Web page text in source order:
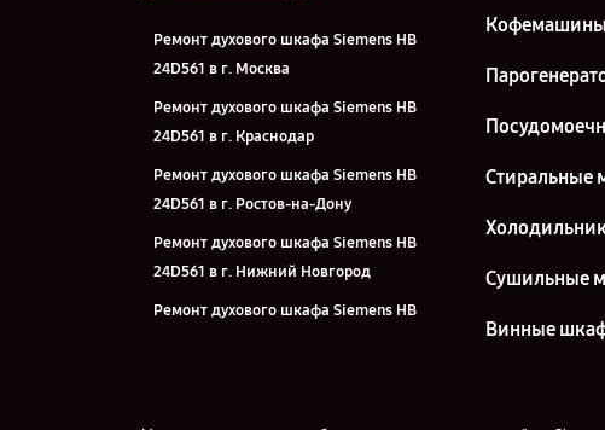
Ремонт духового шкафа Siemens HB
24D561 в г. Москва
Ремонт духового шкафа Siemens HB
24D561 в г. Краснодар
Ремонт духового шкафа Siemens HB
24D561 в г. Ростов-на-Дону
Ремонт духового шкафа Siemens HB
24D561 в г. Нижний Новгород
Ремонт духового шкафа Siemens HB
Кофемашины
Стиральные
Сушильные
Винные